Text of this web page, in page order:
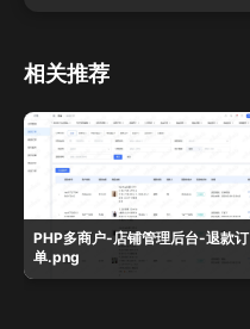
相关推荐
PHP多商户-店铺管理后台-退款订
单.png